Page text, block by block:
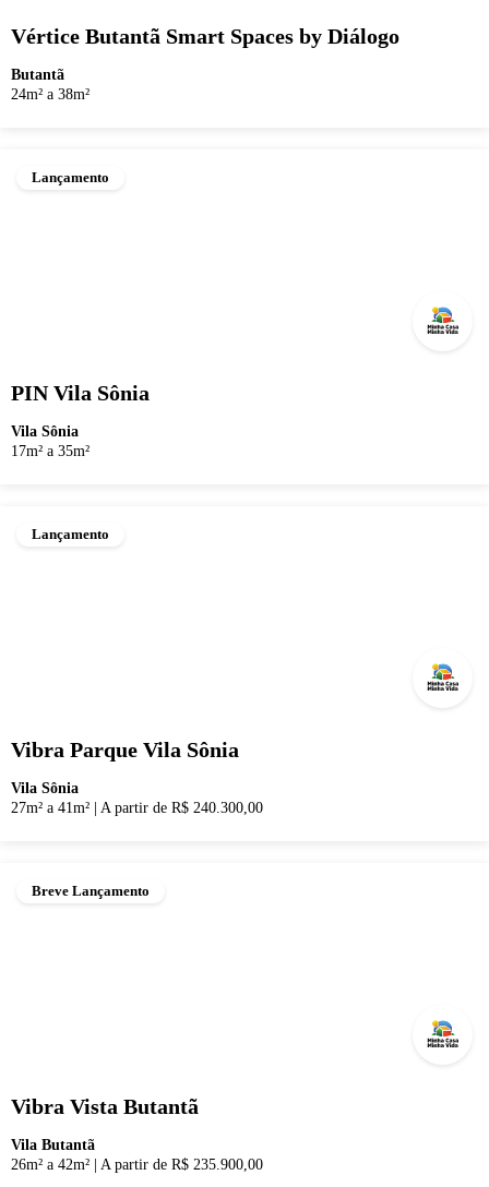
Vértice Butantã Smart Spaces by Diálogo
Butantã
24m² a 38m²
Lançamento
PIN Vila Sônia
Vila Sônia
17m² a 35m²
Lançamento
Vibra Parque Vila Sônia
Vila Sônia
27m² a 41m²
A partir de R$ 240.300,00
Breve Lançamento
Vibra Vista Butantã
Vila Butantã
26m² a 42m²
A partir de R$ 235.900,00